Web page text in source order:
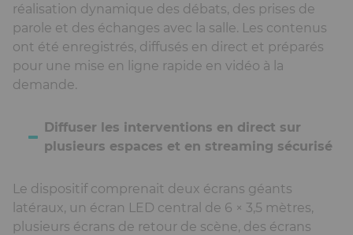
réalisation dynamique des débats, des prises de
parole et des échanges avec la salle. Les contenus
ont été enregistrés, diffusés en direct et préparés
pour une mise en ligne rapide en vidéo à la
demande.
Diffuser les interventions en direct sur
plusieurs espaces et en streaming sécurisé
Le dispositif comprenait deux écrans géants
latéraux, un écran LED central de 6 × 3,5 mètres,
plusieurs écrans de retour de scène, des écrans